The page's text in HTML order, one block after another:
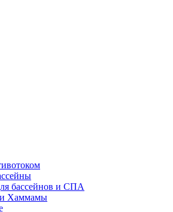
бассейнов и СПА
Хаммамы